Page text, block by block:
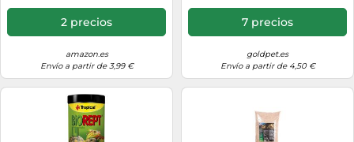
2 precios
amazon.es
Envío a partir de 3,99 €
7 precios
goldpet.es
Envío a partir de 4,50 €